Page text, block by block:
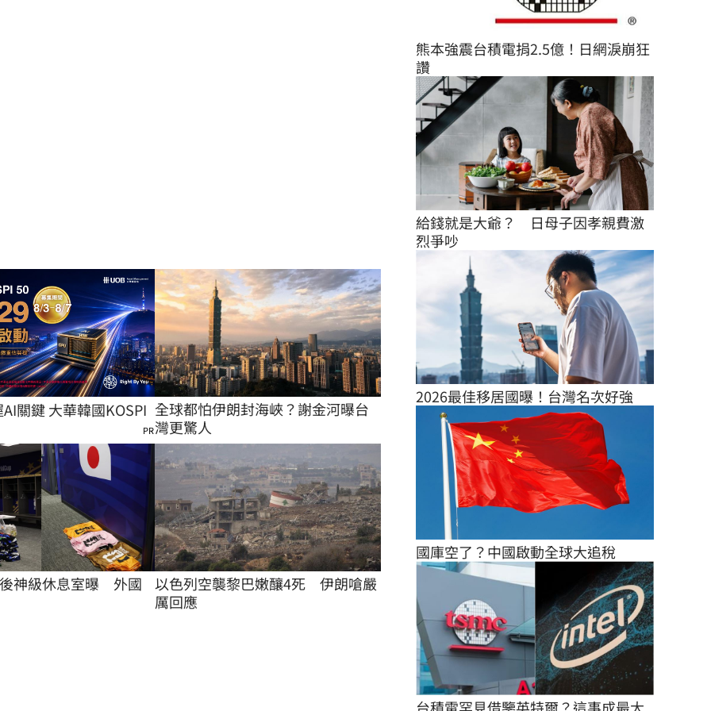
關鍵 大華韓國KOSPI
PR
全球都怕伊朗封海峽？謝金河曝台
灣更驚人
神級休息室曝　外國
以色列空襲黎巴嫩釀4死　伊朗嗆嚴
厲回應
熊本強震台積電捐2.5億！日網淚崩狂
讚
給錢就是大爺？　日母子因孝親費激
烈爭吵
2026最佳移居國曝！台灣名次好強
國庫空了？中國啟動全球大追稅
台積電罕見借鑒英特爾？這事成最大